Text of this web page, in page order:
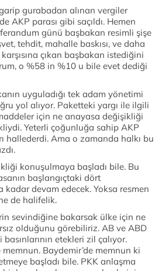
gurabadan alınan vergiler
AKP parası gibi saçıldı. Hemen
günü başbakan resimli şişe
tehdit, mahalle baskısı, ve daha
çıkan başbakan istediğini
o %58 in %10 u bile evet dediği
uyguladığı tek adam yönetimi
yol alıyor. Paketteki yargı ile ilgili
için ne anayasa değişikliği
Yeterli çoğunluğa sahip AKP
hallederdi. Ama o zamanda halkı bu
konuşulmaya başladı bile. Bu
başlangıçtaki dört
devam edecek. Yoksa resmen
de halifelik.
sevindiğine bakarsak ülke için ne
olduğunu görebiliriz. AB ve ABD
etekleri zil çalıyor.
Baydemir’de memnun ki
başladı bile. PKK anlaşma